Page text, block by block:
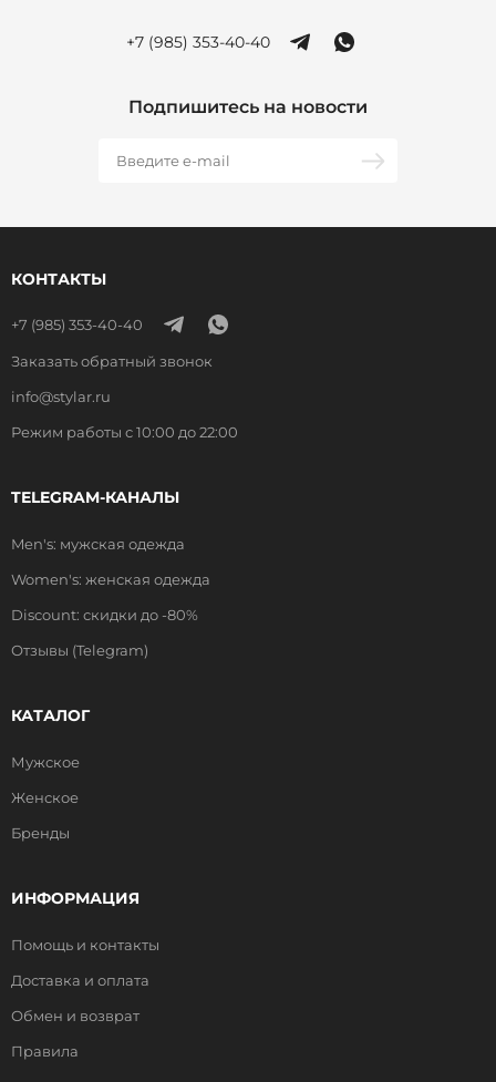
+7 (985) 353-40-40
Подпишитесь на новости
КОНТАКТЫ
+7 (985) 353-40-40
Заказать обратный звонок
info@stylar.ru
Режим работы с 10:00 до 22:00
TELEGRAM-КАНАЛЫ
Men's: мужская одежда
Women's: женская одежда
Discount: скидки до -80%
Отзывы (Telegram)
КАТАЛОГ
Мужское
Женское
Бренды
ИНФОРМАЦИЯ
Помощь и контакты
Доставка и оплата
Обмен и возврат
Правила